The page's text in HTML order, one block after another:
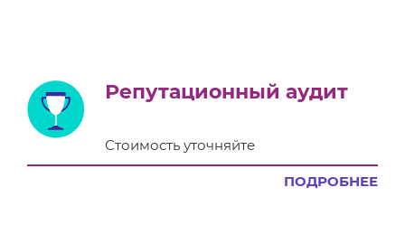
Репутационный аудит
Стоимость уточняйте
ПОДРОБНЕЕ